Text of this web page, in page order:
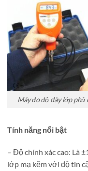
Máy đo độ dày lớp
Tính năng nổi bật
– Độ chính xác cao: Là
lớp mạ kẽm với độ tin